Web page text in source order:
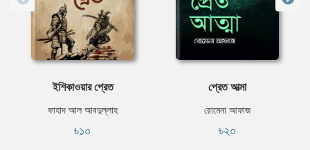
ইশিকাওয়ার প্রেত
ফাহাদ আল আবদুল্লাহ
৳১০
প্রেত আত্মা
রোমেনা আফাজ
৳২০